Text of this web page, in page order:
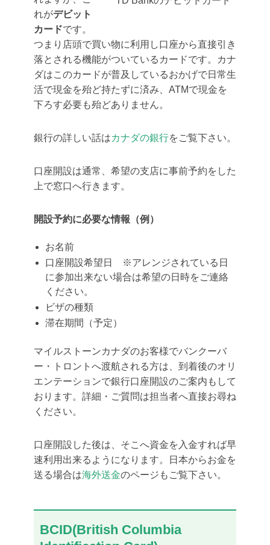
れがデビット
カードです。
つまり店頭で買い物に利用し口座から直接引き
落とされる機能がついているカードです。カナ
ダはこのカードが普及しているおかげで日常生
活で現金を殆ど持たずに済み、ATMで現金を
下ろす必要も殆どありません。
銀行の詳しい話はカナダの銀行をご覧下さい。
口座開設は通常、希望の支店に事前予約をした
上で窓口へ行きます。
開設予約に必要な情報（例）
お名前
口座開設希望日 ※アレンジされている日
に参加出来ない場合は希望の日時をご連絡
ください。
ビザの種類
滞在期間（予定）
マイルストーンカナダのお客様でバンクーバ
ー・トロントへ渡航される方は、到着後のオリ
エンテーションで銀行口座開設のご案内もして
おります。詳細・ご質問は担当者へ直接お尋ね
ください。
口座開設した後は、そこへ資金を入金すれば早
速利用出来るようになります。日本からお金を
送る場合は海外送金のページもご覧下さい。
BCID(British Columbia